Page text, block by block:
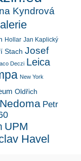
Kyndrová
Hollar Jan Kaplický
Stach Josef
Deczi Leica
New York
Oldřich
Petr
UPM
Havel